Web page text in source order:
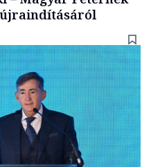
újraindításáról